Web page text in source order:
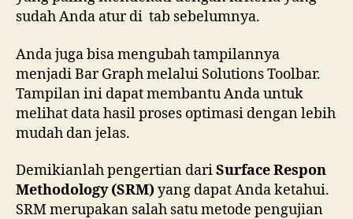
sudah Anda atur di tab sebelumnya.
Anda juga bisa mengubah tampilannya
menjadi Bar Graph melalui Solutions Toolbar.
Tampilan ini dapat membantu Anda untuk
melihat data hasil proses optimasi dengan lebih
mudah dan jelas.
Demikianlah pengertian dariSurface Respon
Methodology (SRM)yang dapat Anda ketahui.
SRM merupakan salah satu metode pengujian